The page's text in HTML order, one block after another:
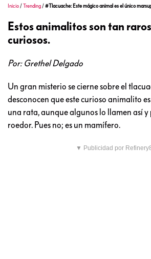
Inicio /Trending /#Tlacuache: Este mágico animal es el único
Estos animalitos son tan
curiosos.
Por: Grethel Delgado
Un gran misterio se cierne sobre el
desconocen que este curioso animalito
una rata, aunque algunos lo llamen así y
roedor. Pues no; es un mamífero.
▼ Publicidad por